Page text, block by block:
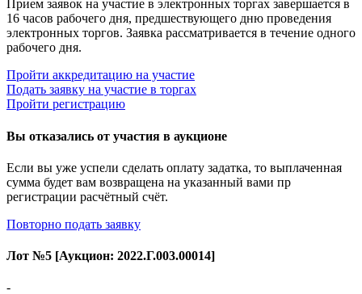
Прием заявок на участие в электронных торгах завершается в
16 часов рабочего дня, предшествующего дню проведения
электронных торгов. Заявка рассматривается в течение одного
рабочего дня.
Пройти аккредитацию на участие
Подать заявку на участие в торгах
Пройти регистрацию
Вы отказались от участия в аукционе
Если вы уже успели сделать оплату задатка, то выплаченная
сумма будет вам возвращена на указанный вами пр
регистрации расчётный счёт.
Повторно подать заявку
Лот №5 [Аукцион: 2022.Г.003.00014]
-